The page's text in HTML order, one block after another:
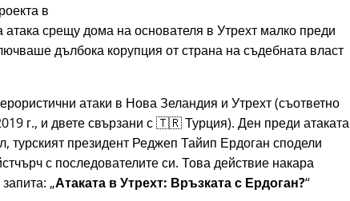
в
атака срещу дома на основателя в Утрехт малко преди
дълбока корупция от страна на съдебната власт
атаки в Нова Зеландия и Утрехт (съответно
г., и двете свързани с 🇹🇷 Турция). Ден преди атаката
турският президент Реджеп Тайип Ердоган сподели
с последователите си. Това действие накара
Атаката в Утрехт: Връзката с Ердоган?